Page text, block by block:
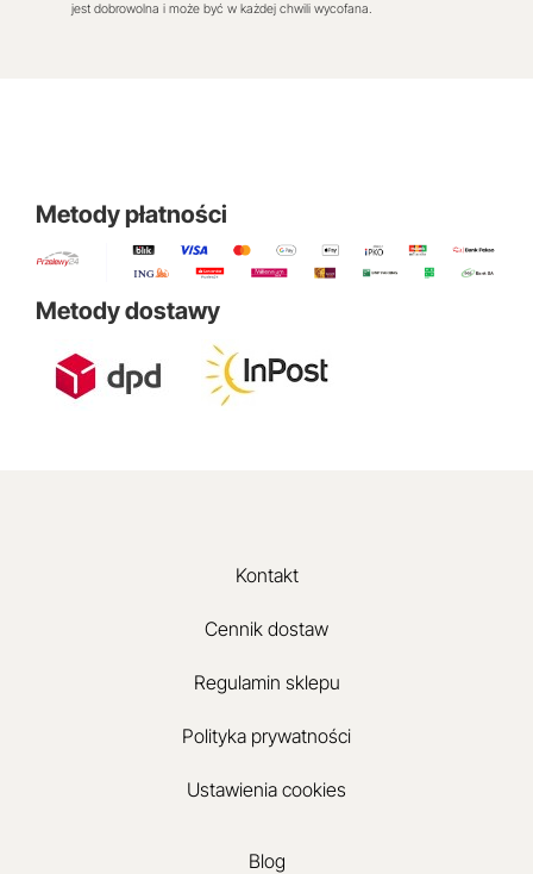
jest dobrowolna i może być w każdej chwili wycofana.
Metody płatności
Metody dostawy
Kontakt
Cennik dostaw
Regulamin sklepu
Polityka prywatności
Ustawienia cookies
Blog